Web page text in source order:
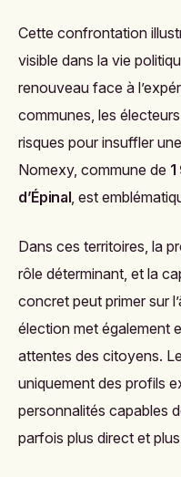
Cette confrontation
visible dans la vie
renouveau face à
communes, les
risques pour insuffler
Nomexy, commune de
d’Épinal, est
Dans ces territoires, la
rôle déterminant, et la
concret peut primer sur
élection met également
attentes des citoyens.
uniquement des profils
personnalités capables
parfois plus direct et